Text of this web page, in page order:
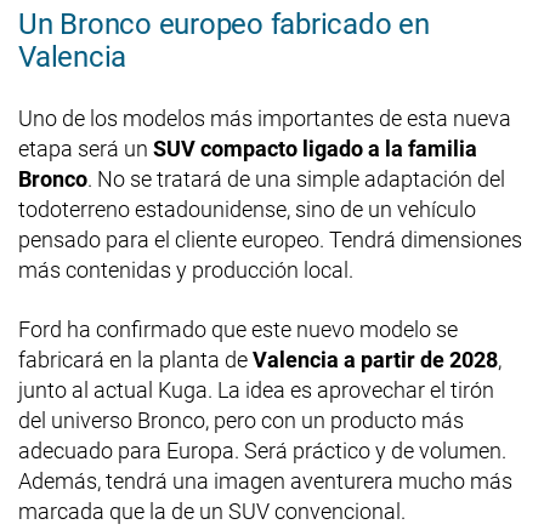
Un Bronco europeo fabricado en
Valencia
Uno de los modelos más importantes de esta nueva
etapa será un SUV compacto ligado a la familia
Bronco. No se tratará de una simple adaptación del
todoterreno estadounidense, sino de un vehículo
pensado para el cliente europeo. Tendrá dimensiones
más contenidas y producción local.
Ford ha confirmado que este nuevo modelo se
fabricará en la planta deValencia a partir de 2028,
junto al actual Kuga. La idea es aprovechar el tirón
del universo Bronco, pero con un producto más
adecuado para Europa. Será práctico y de volumen.
Además, tendrá una imagen aventurera mucho más
marcada que la de un SUV convencional.